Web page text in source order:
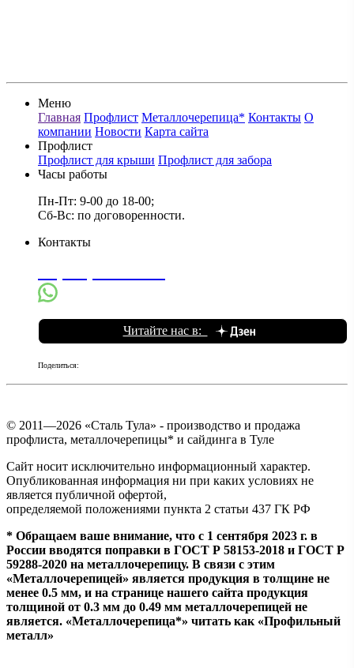
Меню
Главная Профлист Металлочерепица* Контакты О
компании Новости Карта сайта
Профлист
Профлист для крыши Профлист для забора
Часы работы
Пн-Пт: 9-00 до 18-00;
Сб-Вс: по договоренности.
Контакты
Читайте нас в:
© 2011—2026 «Сталь Тула» - производство и продажа
профлиста, металлочерепицы* и сайдинга в Туле
Сайт носит исключительно информационный характер.
Опубликованная информация ни при каких условиях не
является публичной офертой,
определяемой положениями пункта 2 статьи 437 ГК РФ
* Обращаем ваше внимание, что с 1 сентября 2023 г. в
России вводятся поправки в ГОСТ Р 58153-2018 и ГОСТ Р
59288-2020 на металлочерепицу. В связи с этим
«Металлочерепицей» является продукция в толщине не
менее 0.5 мм, и на странице нашего сайта продукция
толщиной от 0.3 мм до 0.49 мм металлочерепицей не
является. «Металлочерепица*» читать как «Профильный
металл»